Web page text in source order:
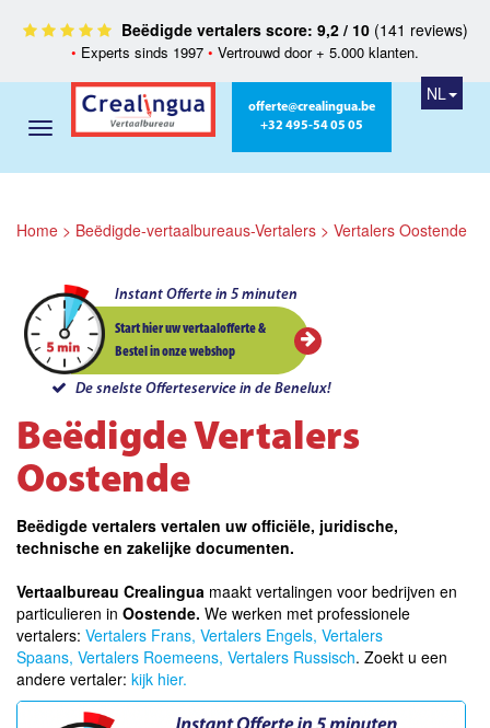
Beëdigde vertalers score: 9,2 / 10(141 reviews)
• Experts sinds 1997 • Vertrouwd door + 5.000 klanten.
offerte@crealingua.be
+32 495-54 05 05
NL
Home > Beëdigde-vertaalbureaus-Vertalers > Vertalers Oostende
Instant Offerte in 5 minuten
Start hier uw vertaalofferte &
Bestel in onze webshop
De snelste Offerteservice in de Benelux!
Beëdigde Vertalers
Oostende
Beëdigde vertalers vertalen uw officiële, juridische,
technische en zakelijke documenten.
Vertaalbureau Crealingua maakt vertalingen voor bedrijven en
particulieren in Oostende. We werken met professionele
vertalers: Vertalers Frans, Vertalers Engels, Vertalers
Spaans, Vertalers Roemeens, Vertalers Russisch. Zoekt u een
andere vertaler: kijk hier.